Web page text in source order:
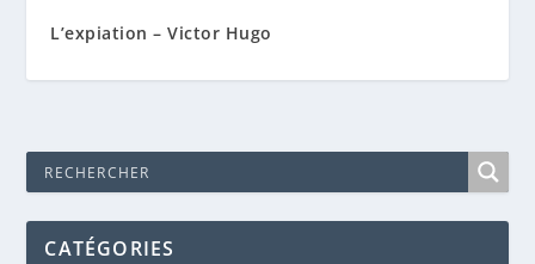
L’expiation – Victor Hugo
CATÉGORIES